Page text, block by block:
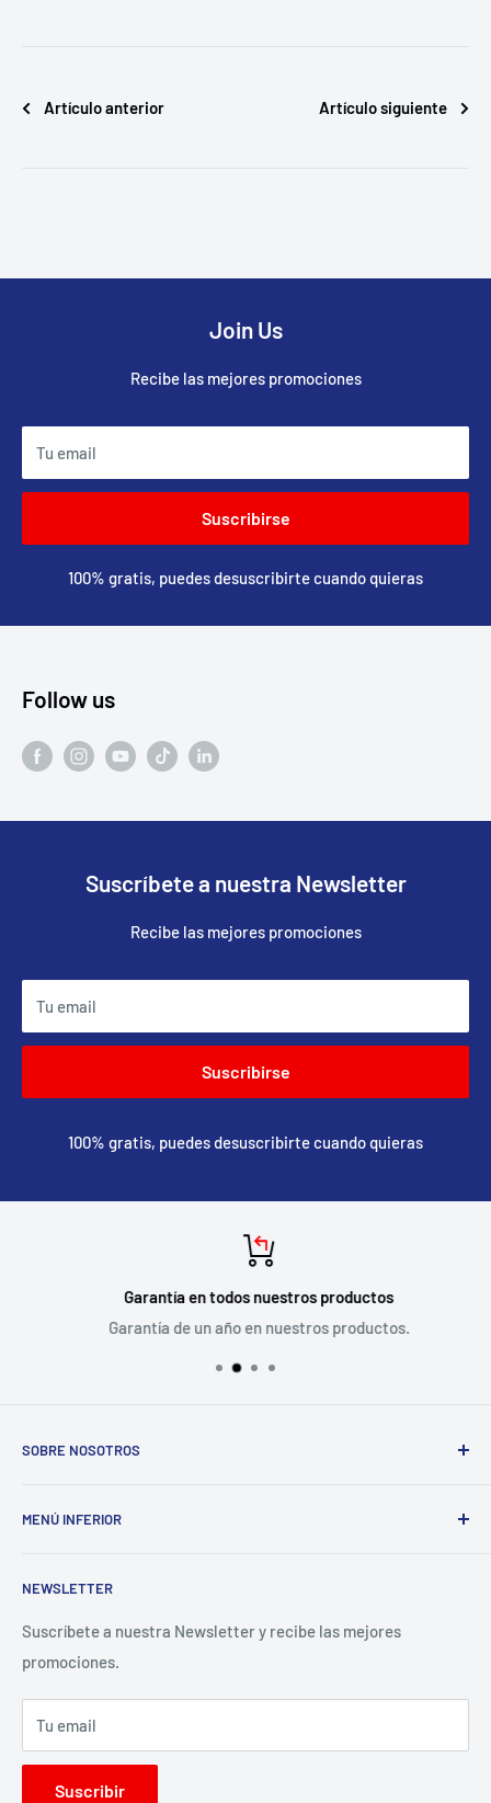
Artículo anterior Artículo siguiente
Join Us
Recibe las mejores promociones
Tu email
Suscribirse
100% gratis, puedes desuscribirte cuando quieras
Follow us
Suscríbete a nuestra Newsletter
Recibe las mejores promociones
Tu email
Suscribirse
100% gratis, puedes desuscribirte cuando quieras
Garantía en todos nuestros productos
Garantía de un año en nuestros productos.
SOBRE NOSOTROS
Perú SAC. Distribuidores Oficiales de Blackmagic Design,
MENÚ INFERIOR
Contacto
Preguntas Frecuentes
Términos del servicio
Política de reembolso
Facebook
Instagram
Libro de reclamaciones
NEWSLETTER
Suscríbete a nuestra Newsletter y recibe las mejores
promociones.
Tu email
Suscribir